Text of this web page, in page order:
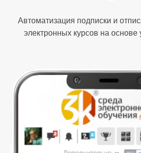
Автоматизация подписки и
электронных курсов на основе